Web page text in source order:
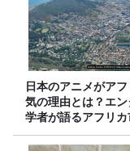
日本のアニメがア
気の理由とは？エ
学者が語るアフリカ
アル